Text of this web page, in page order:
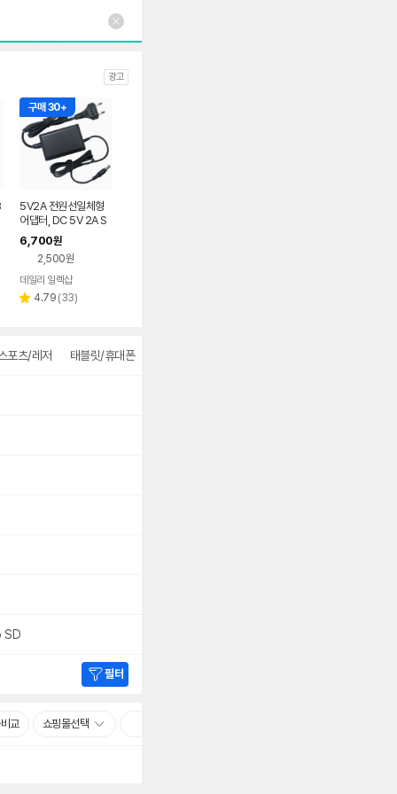
광고
구매 30+
5V2A 전원선일체형
어댑터, DC 5V 2A S
MPS 직류전원장치 아
답터
6,700원
2,500원
데일리 일렉샵
별 4.79 리
(33)
포츠/레저 태블릿/휴대폰
SD
필터
교 쇼핑몰선택